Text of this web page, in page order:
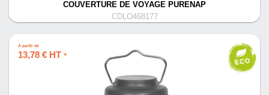
COUVERTURE DE VOYAGE PURENAP
CDLO468177
À partir de
13,78 € HT *